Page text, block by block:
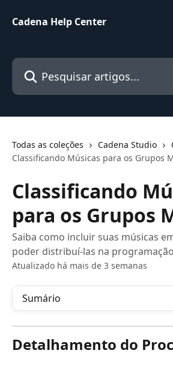
Cadena Help Center
Pesquisar artigos...
Todas as coleções Cadena Studio
Classificando Músicas para os Grupos
Classificando
para os Grupos
Saiba como incluir suas músicas
poder distribuí-las na
Atualizado há mais de 3 semanas
Sumário
Detalhamento do